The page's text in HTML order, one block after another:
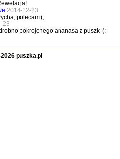
2014-12-23
polecam (;
23
pokrojonego ananasa z puszki (;
puszka.pl